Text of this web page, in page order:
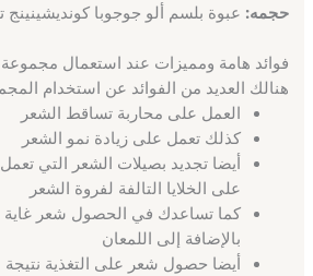
حجمه: عبوة بلسم ألو جوجوبا كونديشينينج
فوائد هامة ومميزات عند استعمال مجموعة
هنالك العديد من الفوائد عن استخدام
العمل على محاربة تساقط الشعر
كذلك تعمل على زيادة نمو الشعر
أيضا تجديد بصيلات الشعر التي
على الخلايا التالفة لفروة الشعر
كما تساعدك في الحصول شعر غاية
بالإضافة إلى اللمعان
أيضا حصول شعر على التغذية نتيجة